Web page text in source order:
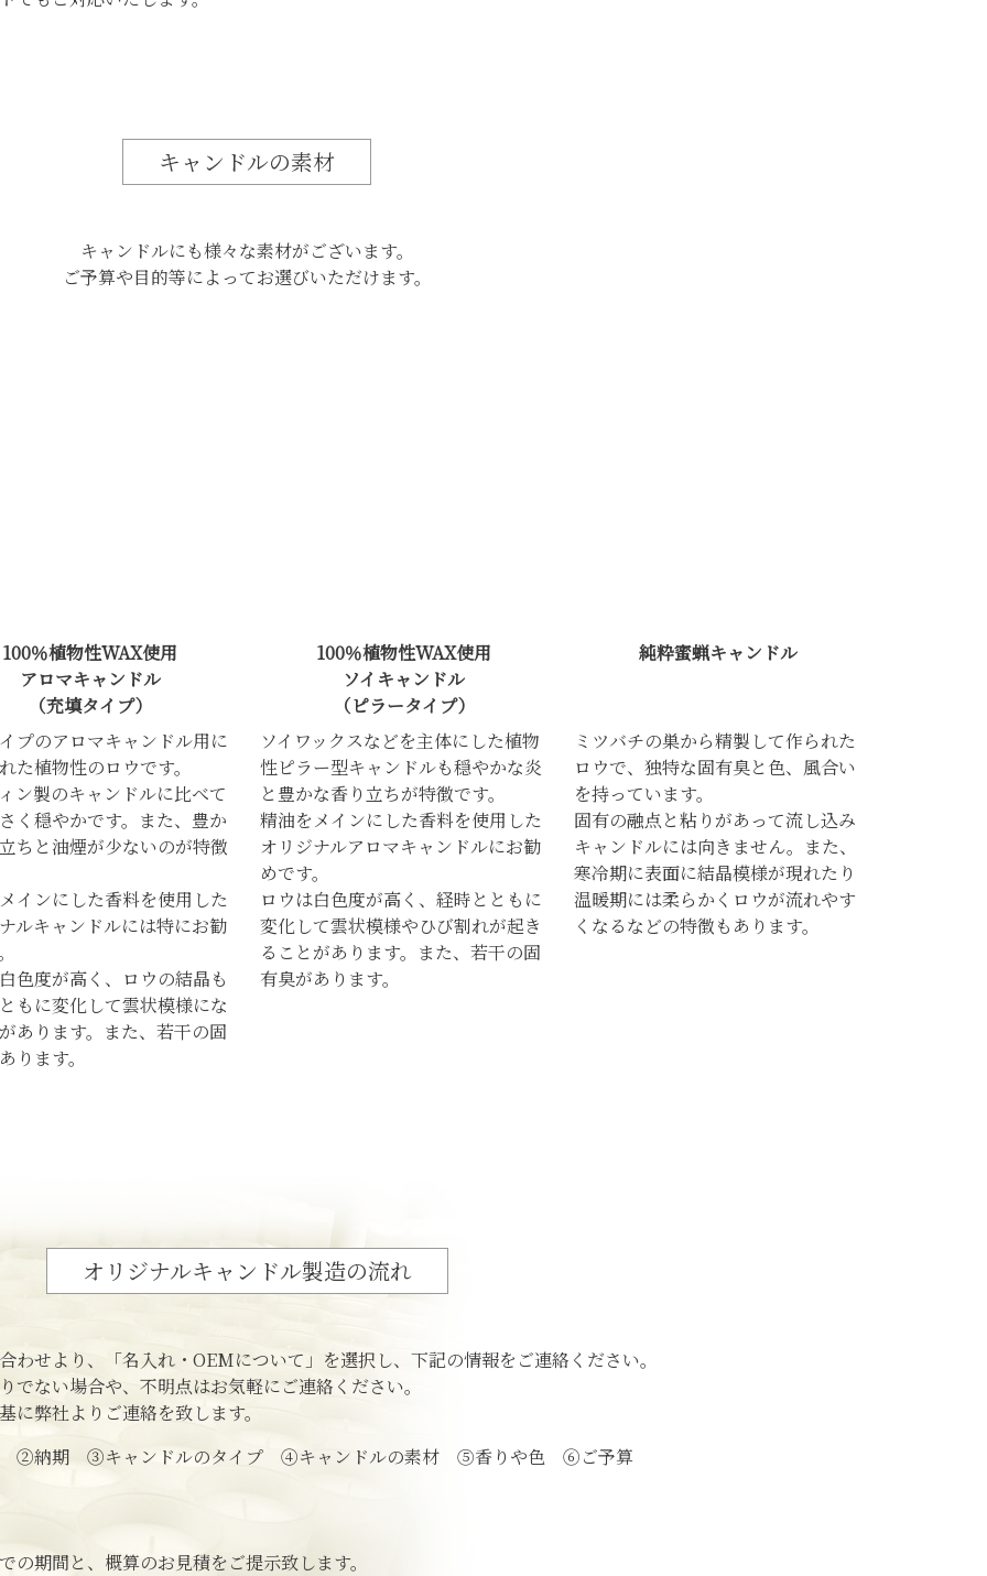
キャンドルの素材
キャンドルにも様々な素材がございます。
ご予算や目的等によってお選びいただけます。
100％植物性WAX使用
アロマキャンドル
（充填タイプ）
プのアロマキャンドル用に
た植物性のロウです。
ン製のキャンドルに比べて
く穏やかです。また、豊か
ちと油煙が少ないのが特徴
インにした香料を使用した
ルキャンドルには特にお勧
色度が高く、ロウの結晶も
もに変化して雲状模様にな
あります。また、若干の固
ります。
100％植物性WAX使用
ソイキャンドル
（ピラータイプ）
ソイワックスなどを主体にした植物
性ピラー型キャンドルも穏やかな炎
と豊かな香り立ちが特徴です。
精油をメインにした香料を使用した
オリジナルアロマキャンドルにお勧
めです。
ロウは白色度が高く、経時とともに
変化して雲状模様やひび割れが起き
ることがあります。また、若干の固
有臭があります。
純粋蜜蝋キャンドル
ミツバチの巣から精製して作られた
ロウで、独特な固有臭と色、風合い
を持っています。
固有の融点と粘りがあって流し込み
キャンドルには向きません。また、
寒冷期に表面に結晶模様が現れたり
温暖期には柔らかくロウが流れやす
くなるなどの特徴もあります。
オリジナルキャンドル製造の流れ
わせより、 「名入れ・OEMについて」を選択し、 下記の情報をご連絡ください。
でない場合や、 不明点はお気軽にご連絡ください。
に弊社よりご連絡を致します。
②納期 ③キャンドルのタイプ ④キャンドルの素材 ⑤香りや色 ⑥ご予算
の期間と、 概算のお見積をご提示致します。